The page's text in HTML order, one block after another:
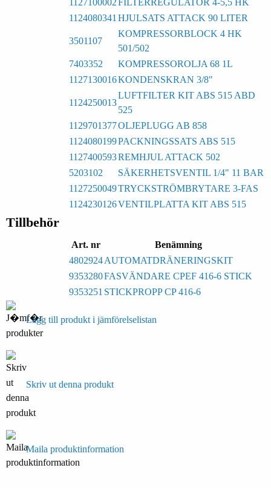
1124080341 HJULSATS ATTACK 90 LITER
3501107
KOMPRESSORBLOCK 4 HK
501/502
7403352
KOMPRESSOROLJA 68 1L
1127130016KONDENSKRAN 3/8"
1124250013
LUFTFILTER KIT ABS 515 ABD
525
1129701377OLJEPLUGG AB 858
1124080199PACKNINGSSATS ABS 515
1127400593REMHJUL ATTACK 502
5203102
SÄKERHETSVENTIL 1/4" 11 BAR
1127250049TRYCKSTRÖMBRYTARE 3-FAS
1124230126VENTILPLATTA KIT ABS 515
Tillbehör
Art. nr
Benämning
4802924AUTOMATDRÄNERINGSKIT
9353280FASVÄNDARE CPEF 416-6 STICK
9353251 STICKPROPP CP 416-6
Lägg till produkt i jämförelselistan
Skriv ut denna produkt
Maila produktinformation